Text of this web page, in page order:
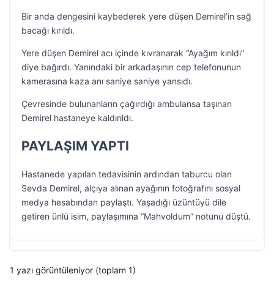
Bir anda dengesini kaybederek yere düşen Demirel’in sağ
bacağı kırıldı.
Yere düşen Demirel acı içinde kıvranarak “Ayağım kırıldı”
diye bağırdı. Yanındaki bir arkadaşının cep telefonunun
kamerasına kaza anı saniye saniye yansıdı.
Çevresinde bulunanların çağırdığı ambulansa taşınan
Demirel hastaneye kaldırıldı.
PAYLAŞIM YAPTI
Hastanede yapılan tedavisinin ardından taburcu olan
Sevda Demirel, alçıya alınan ayağının fotoğrafını sosyal
medya hesabından paylaştı. Yaşadığı üzüntüyü dile
getiren ünlü isim, paylaşımına “Mahvoldum” notunu düştü.
1 yazı görüntüleniyor (toplam 1)